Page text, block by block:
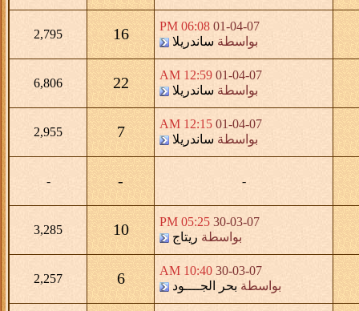
01-04-07
06:08 PM
بواسطة ساندريلا 16
2,795
01-04-07
12:59 AM
بواسطة ساندريلا 22
6,806
01-04-07
12:15 AM
بواسطة ساندريلا 7
2,955
-
-
-
30-03-07
05:25 PM
بواسطة ريتاج 10
3,285
30-03-07
10:40 AM
بواسطة بحر الجــــود 6
2,257